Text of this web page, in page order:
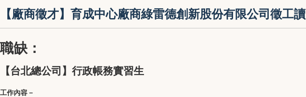
【廠商徵才】育成中心廠商綠雷德創新股份有限公司徵工讀
職缺：
【台北總公司】行政帳務實習生
工作內容－